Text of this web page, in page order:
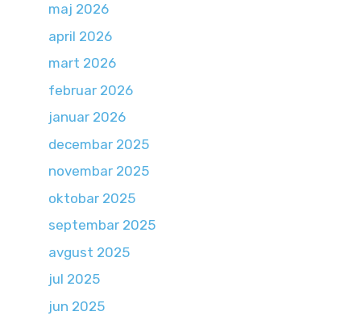
maj 2026
april 2026
mart 2026
februar 2026
januar 2026
decembar 2025
novembar 2025
oktobar 2025
septembar 2025
avgust 2025
jul 2025
jun 2025